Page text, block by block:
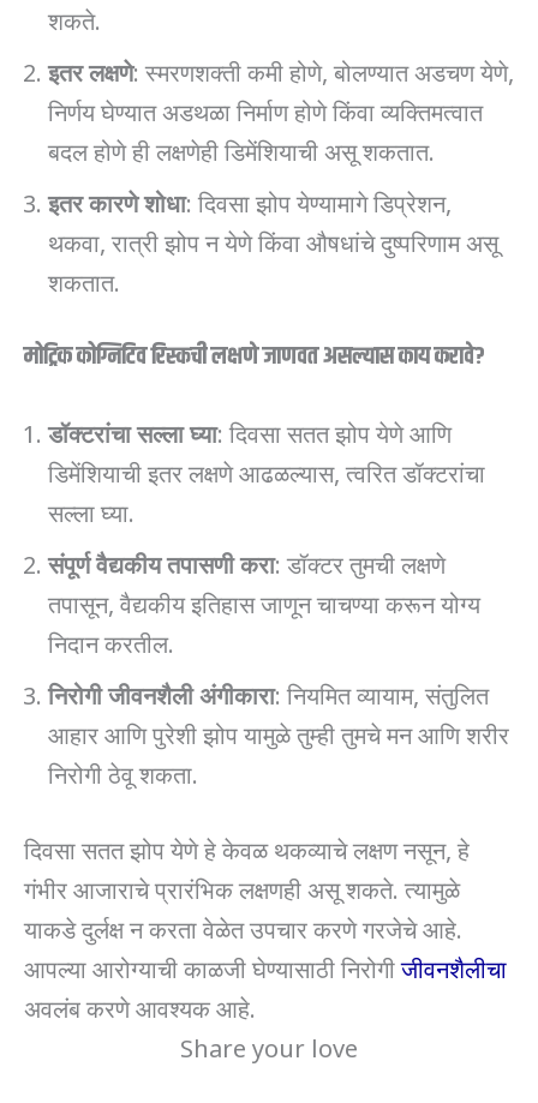
शकते.
इतर लक्षणे: स्मरणशक्ती कमी होणे, बोलण्यात अडचण येणे,
निर्णय घेण्यात अडथळा निर्माण होणे किंवा व्यक्तिमत्वात
बदल होणे ही लक्षणेही डिमेंशियाची असू शकतात.
इतर कारणे शोधा: दिवसा झोप येण्यामागे डिप्रेशन,
थकवा, रात्री झोप न येणे किंवा औषधांचे दुष्परिणाम असू
शकतात.
मोट्रिक कोग्निटिव रिस्कची लक्षणे जाणवत असल्यास काय करावे?
डॉक्टरांचा सल्ला घ्या: दिवसा सतत झोप येणे आणि
डिमेंशियाची इतर लक्षणे आढळल्यास, त्वरित डॉक्टरांचा
सल्ला घ्या.
संपूर्ण वैद्यकीय तपासणी करा: डॉक्टर तुमची लक्षणे
तपासून, वैद्यकीय इतिहास जाणून चाचण्या करून योग्य
निदान करतील.
निरोगी जीवनशैली अंगीकारा: नियमित व्यायाम, संतुलित
आहार आणि पुरेशी झोप यामुळे तुम्ही तुमचे मन आणि शरीर
निरोगी ठेवू शकता.
दिवसा सतत झोप येणे हे केवळ थकव्याचे लक्षण नसून, हे
गंभीर आजाराचे प्रारंभिक लक्षणही असू शकते. त्यामुळे
याकडे दुर्लक्ष न करता वेळेत उपचार करणे गरजेचे आहे.
आपल्या आरोग्याची काळजी घेण्यासाठी निरोगीजीवनशैलीचा
अवलंब करणे आवश्यक आहे.
Share your love